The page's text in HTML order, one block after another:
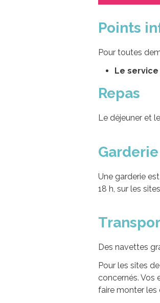
Points
Pour toutes
Le service
Repas
Le déjeuner et
Garderie
Une garderie
18 h, sur les
Des navettes
Pour les sites
concernés. Vos
faire monter les